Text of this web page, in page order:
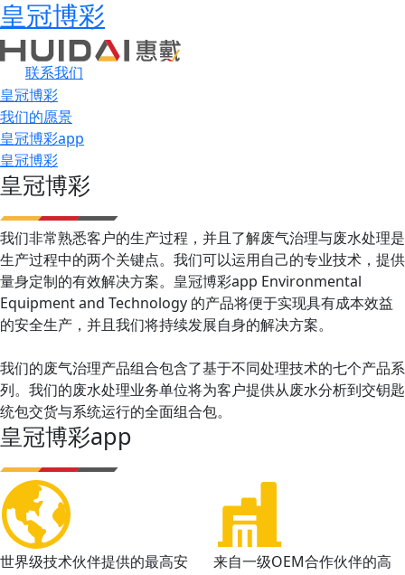
皇冠博彩
联系我们
皇冠博彩
我们的愿景
皇冠博彩app
皇冠博彩
皇冠博彩
我们非常熟悉客户的生产过程，并且了解废气治理与废水处理是
生产过程中的两个关键点。我们可以运用自己的专业技术，提供
量身定制的有效解决方案。皇冠博彩app Environmental
Equipment and Technology 的产品将便于实现具有成本效益
的安全生产，并且我们将持续发展自身的解决方案。
我们的废气治理产品组合包含了基于不同处理技术的七个产品系
列。我们的废水处理业务单位将为客户提供从废水分析到交钥匙
统包交货与系统运行的全面组合包。
皇冠博彩app
世界级技术伙伴提供的最高安
来自一级OEM合作伙伴的高